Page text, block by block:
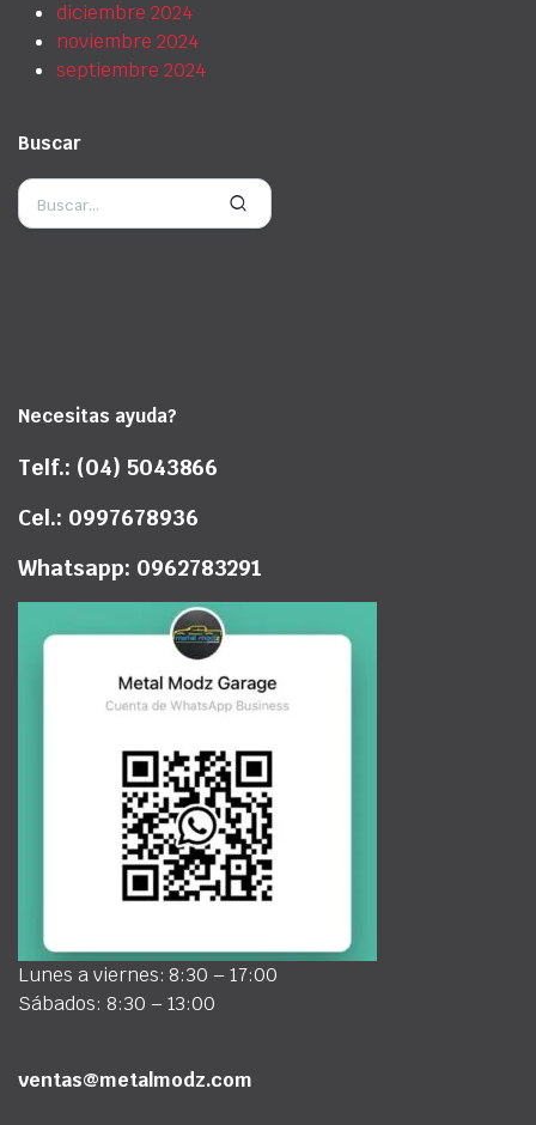
diciembre 2024
noviembre 2024
septiembre 2024
Buscar
Necesitas ayuda?
Telf.: (04) 5043866
Cel.: 0997678936
Whatsapp: 0962783291
Lunes a viernes: 8:30 – 17:00
Sábados: 8:30 – 13:00
ventas@metalmodz.com